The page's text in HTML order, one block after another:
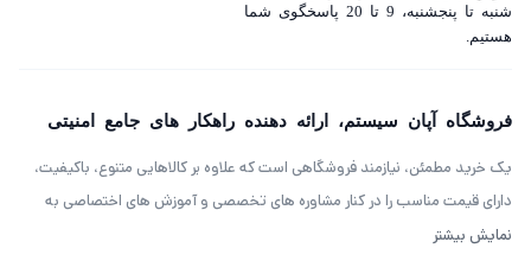
شنبه تا پنجشنبه، 9 تا 20 پاسخگوی شما
هستیم.
فروشگاه آپان سیستم، ارائه دهنده راهکار های جامع امنیتی
یک خرید مطمئن، نیازمند فروشگاهی است که علاوه بر کالاهایی متنوع، باکیفیت،
دارای قیمت مناسب را در کنار مشاوره های تخصصی و آموزش های اختصاصی به
مشتریان خود را ارائه دهد. ویژگی‌هایی که فروشگاه آپان سیستم (آرکا جم)
نمایش بیشتر